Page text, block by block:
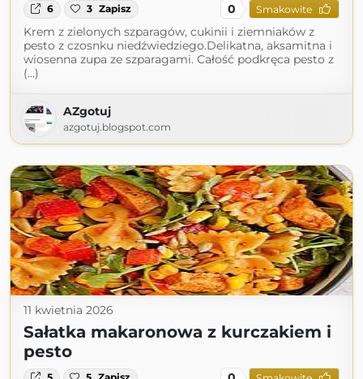
6 3 Zapisz 0 Smakowite
Krem z zielonych szparagów, cukinii i ziemniaków z
pesto z czosnku niedźwiedziego.Delikatna, aksamitna i
wiosenna zupa ze szparagami. Całość podkręca pesto z
(...)
AZgotuj
azgotuj.blogspot.com
11 kwietnia 2026
Sałatka makaronowa z kurczakiem i
pesto